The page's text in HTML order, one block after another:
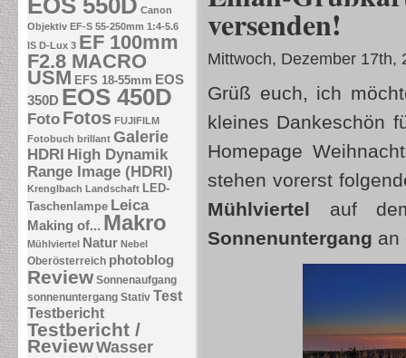
EOS 550D Canon
Objektiv EF-S 55-250mm 1:4-5.6
IS D-Lux 3 EF 100mm
F2.8 MACRO
USM EFS 18-55mm EOS
350D EOS 450D
Foto Fotos FUJIFILM
Fotobuch brillant Galerie
HDRI High Dynamik
Range Image (HDRI)
Krenglbach Landschaft LED-
Taschenlampe Leica
Making of... Makro
Mühlviertel Natur Nebel
Oberösterreich photoblog
Review Sonnenaufgang
sonnenuntergang Stativ Test
Testbericht
Testbericht /
ReviewWasser
versenden!
Mittwoch, Dezember 17th,
Grüß euch, ich
kleines Dankeschön
Homepage
stehen vorerst
Mühlviertel auf
Sonnenuntergang an